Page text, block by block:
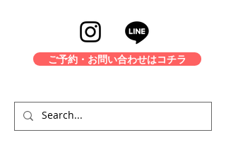
ご予約・お問い合わせはコチラ